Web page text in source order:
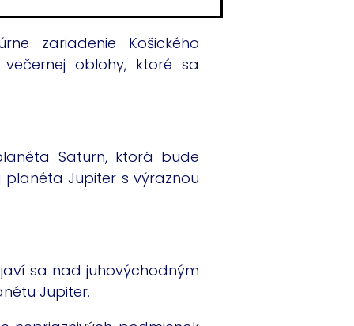
zariadenie Košického
oblohy, ktoré sa
Saturn, ktorá bude
Jupiter s výraznou
sa nad juhovýchodným
Jupiter.